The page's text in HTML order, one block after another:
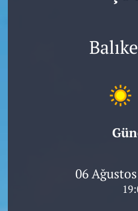
06